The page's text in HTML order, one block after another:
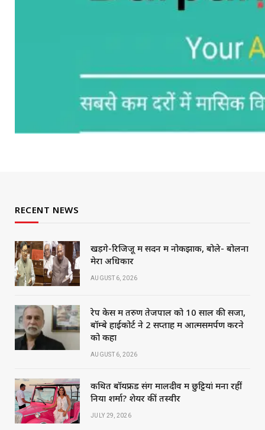
RECENT NEWS
खड़गे-रिजिजू में सदन में नोकझोंक, बोले- बोलना
मेरा अधिकार
AUGUST 6, 2026
रेप केस में तरुण तेजपाल को 10 साल की सजा,
बॉम्बे हाईकोर्ट ने 2 सप्ताह में आत्मसमर्पण करने
को कहा
AUGUST 6, 2026
कथित बॉयफ्रेंड संग मालदीव में छुट्टियां मना रहीं
निया शर्मा? शेयर कीं तस्वीरें
JULY 29, 2026